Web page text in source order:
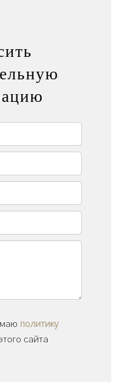
политику
сайта